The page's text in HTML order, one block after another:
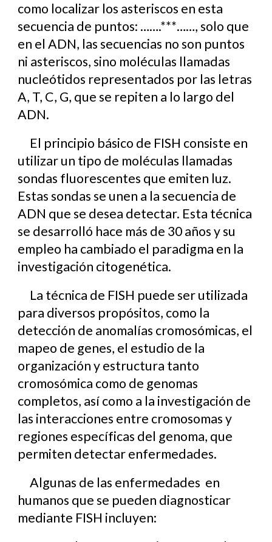
como localizar los asteriscos en esta
secuencia de puntos: …….***……, solo que
en el ADN, las secuencias no son puntos
ni asteriscos, sino moléculas llamadas
nucleótidos representados por las letras
A, T, C, G, que se repiten a lo largo del
ADN.
El principio básico de FISH consiste en
utilizar un tipo de moléculas llamadas
sondas fluorescentes que emiten luz.
Estas sondas se unen a la secuencia de
ADN que se desea detectar. Esta técnica
se desarrolló hace más de 30 años y su
empleo ha cambiado el paradigma en la
investigación citogenética.
La técnica de FISH puede ser utilizada
para diversos propósitos, como la
detección de anomalías cromosómicas, el
mapeo de genes, el estudio de la
organización y estructura tanto
cromosómica como de genomas
completos, así como a la investigación de
las interacciones entre cromosomas y
regiones específicas del genoma, que
permiten detectar enfermedades.
Algunas de las enfermedades en
humanos que se pueden diagnosticar
mediante FISH incluyen: